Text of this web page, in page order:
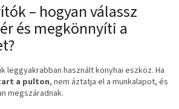
– hogyan válassz
és megkönnyíti a
leggyakrabban használt konyhai eszköz. Ha
a pulton, nem áztatja el a munkalapot, és
megszáradnak.